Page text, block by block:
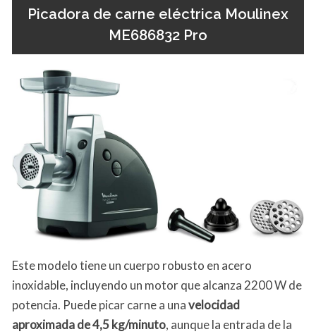
Picadora de carne eléctrica Moulinex
ME686832 Pro
Este modelo tiene un cuerpo robusto en acero
inoxidable, incluyendo un motor que alcanza 2200 W de
potencia. Puede picar carne a unavelocidad
aproximada de 4,5 kg/minuto, aunque la entrada de la